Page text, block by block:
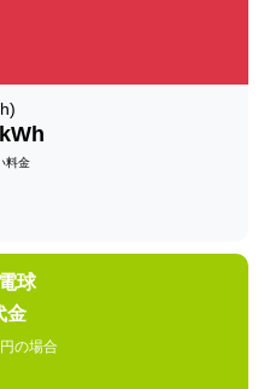
料金
球
金
の場合